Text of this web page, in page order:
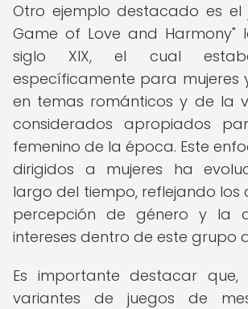
Otro ejemplo destacado es el
Game of Love and Harmony"
siglo XIX, el cual
específicamente para mujeres
en temas románticos y de la
considerados apropiados
femenino de la época. Este
dirigidos a mujeres ha
largo del tiempo, reflejando los
percepción de género y la
intereses dentro de este grupo
Es importante destacar que,
variantes de juegos de